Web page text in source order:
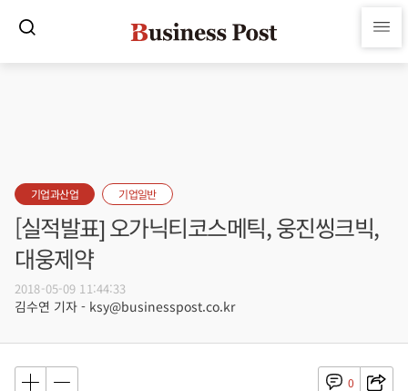
기업과산업 기업일반
[실적발표] 오가닉티코스메틱, 웅진씽크빅,
대웅제약
2018-05-09 11:44:33
김수연 기자 - ksy@businesspost.co.kr
0